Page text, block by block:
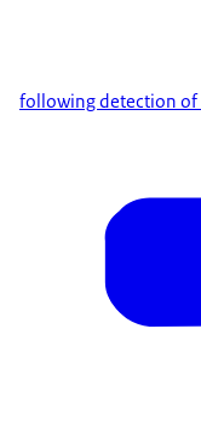
following detection of